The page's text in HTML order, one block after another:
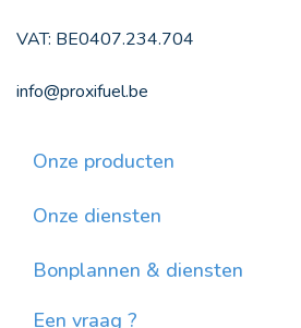
VAT: BE0407.234.704
info@proxifuel.be
Onze producten
Kwalitatievepellets bestellen
Onze diensten
Waar pellets vinden?
Bonplannen & diensten
Evolutie van de Mazoutprijs in België
Een vraag ?